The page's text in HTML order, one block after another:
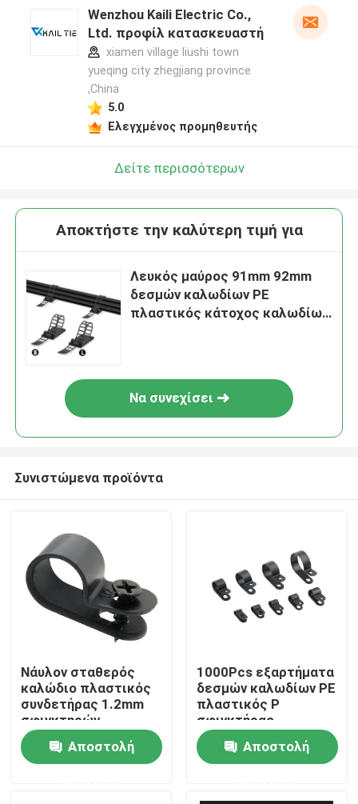
Αρχική Σελίδα
Προϊόντα
Wenzhou Kaili Electric Co.,
Ltd. προφίλ κατασκευαστή
xiamen village liushi town
yueqing city zhegjiang province
,China
5.0
Ελεγχμένος προμηθευτής
Δείτε περισσότερων
Αποκτήστε την καλύτερη τιμή για
Λευκός μαύρος 91mm 92mm
δεσμών καλωδίων PE
πλαστικός κάτοχος καλωδίων
Να συνεχίσει
Συνιστώμενα προϊόντα
Νάυλον σταθερός
καλώδιο πλαστικός
συνδετήρας 1.2mm
σφιγκτηρών
εξαρτημάτων
δεσμών καλωδίων
1/2 ίντσας Thincness
Αποστολή
1000Pcs εξαρτήματα
δεσμών καλωδίων PE
πλαστικός Ρ
σφιγκτήρας
συνδετήρων τύπων
1/2 ίντσαςΑποστολή